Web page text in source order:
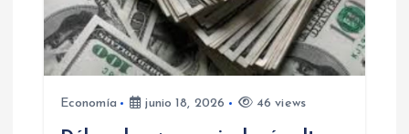
e
e
Economía junio 18, 2026 46 views